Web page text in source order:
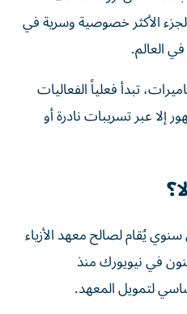
الأكثر خصوصية وسرية في
العالم.
تبدأ فعلياً الفعاليات
إلا عبر تسريبات نادرة أو
يُقام لصالح معهد الأزياء
في نيويورك منذ
لتمويل المعهد.